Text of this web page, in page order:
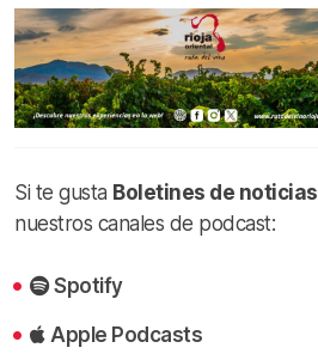
Si te gusta Boletines de noticias
nuestros canales de podcast:
Spotify
Apple Podcasts